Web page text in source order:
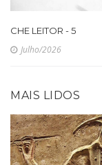
CHE LEITOR - 5
Julho/2026
MAIS LIDOS